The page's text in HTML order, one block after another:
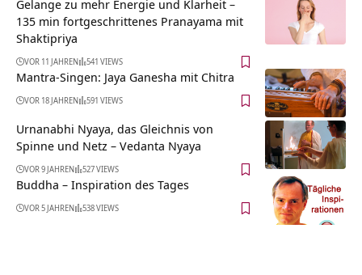
Gelange zu mehr Energie und Klarheit –
135 min fortgeschrittenes Pranayama mit
Shaktipriya
VOR 11 JAHREN 541 VIEWS
Mantra-Singen: Jaya Ganesha mit Chitra
VOR 18 JAHREN 591 VIEWS
Urnanabhi Nyaya, das Gleichnis von
Spinne und Netz – Vedanta Nyaya
VOR 9 JAHREN 527 VIEWS
Buddha – Inspiration des Tages
VOR 5 JAHREN 538 VIEWS